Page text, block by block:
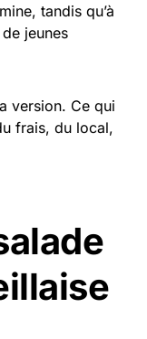
tandis qu’à
jeunes
version. Ce qui
frais, du local,